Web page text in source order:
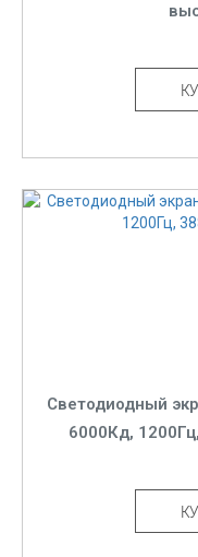
Светодиодный
6000Кд,